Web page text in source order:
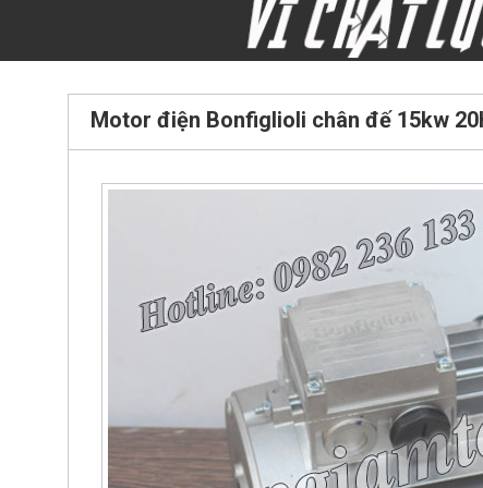
Motor điện Bonfiglioli chân đế 15kw